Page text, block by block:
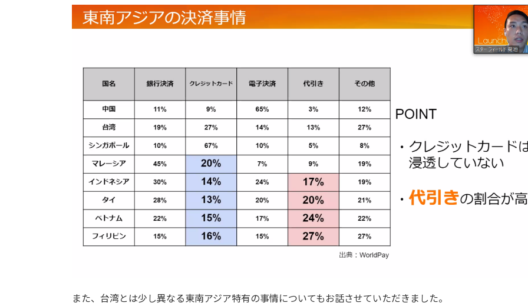
また、台湾とは少し異なる東南アジア特有の事情についてもお話させていただきました。